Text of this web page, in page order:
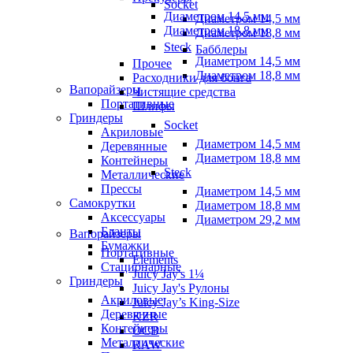
Socket
Диаметром 14,5 мм
Диаметром 18,8 мм
Steck
Диаметром 14,5 мм
Диаметром 18,8 мм
Вапорайзеры
Портативные
Гриндеры
Акриловые
Деревянные
Контейнеры
Металлические
Прессы
Самокрутки
Аксессуары
Бланты
Бумажки
Elements
Juicy Jay's 1¼
Juicy Jay's Рулоны
Juicy Jay’s King-Size
KZR
OCB
RAW
Диаметром 14,5 мм
Диаметром 18,8 мм
Бабблеры
Прочее
Расходники для бонга
Чистящие средства
Шлифы
Socket
Диаметром 14,5 мм
Диаметром 18,8 мм
Steck
Диаметром 14,5 мм
Диаметром 18,8 мм
Диаметром 29,2 мм
Вапорайзеры
Портативные
Стационарные
Гриндеры
Акриловые
Деревянные
Контейнеры
Металлические